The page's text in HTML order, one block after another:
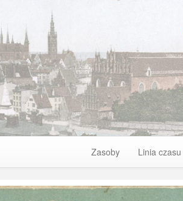
Zasoby Linia czasu